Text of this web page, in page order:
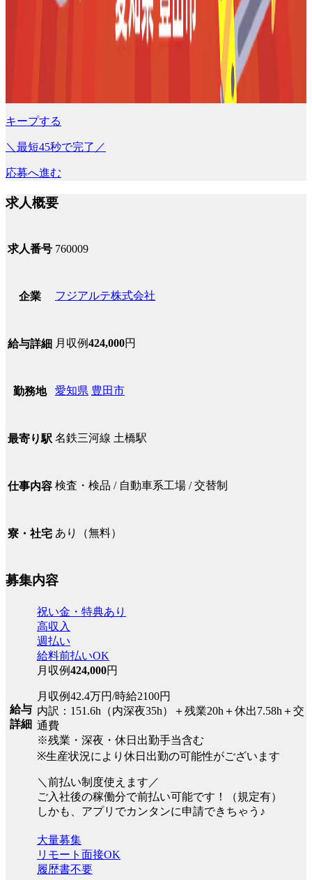
キープする
＼最短45秒で完了／
応募へ進む
求人概要
求人番号 760009
企業 フジアルテ株式会社
給与詳細 月収例424,000円
勤務地 愛知県 豊田市
最寄り駅 名鉄三河線 土橋駅
仕事内容 検査・検品 / 自動車系工場 / 交替制
寮・社宅 あり（無料）
募集内容
給与
詳細
祝い金・特典あり
高収入
週払い
給料前払いOK
月収例424,000円
月収例42.4万円/時給2100円
内訳：151.6h（内深夜35h）＋残業20h＋休出7.58h＋交
通費
※残業・深夜・休日出勤手当含む
※生産状況により休日出勤の可能性がございます
＼前払い制度使えます／
ご入社後の稼働分で前払い可能です！（規定有）
しかも、アプリでカンタンに申請できちゃう♪
大量募集
リモート面接OK
履歴書不要